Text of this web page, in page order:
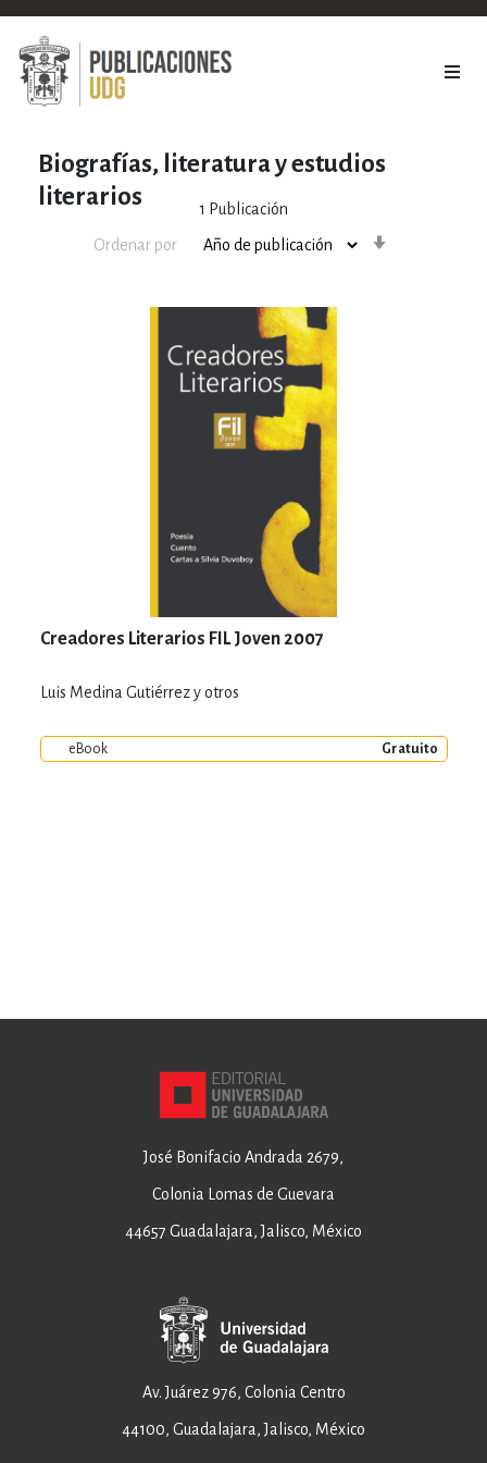
Biografías, literatura y estudios
literarios
1 Publicación
Ordenar por
Creadores Literarios FIL Joven 2007
Luis Medina Gutiérrez y otros
eBook Gratuito
José Bonifacio Andrada 2679,
Colonia Lomas de Guevara
44657 Guadalajara, Jalisco, México
Av. Juárez 976, Colonia Centro
44100, Guadalajara, Jalisco, México